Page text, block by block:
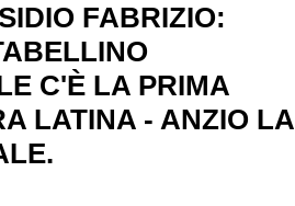
FABRIZIO:
C'È LA PRIMA
LATINA - ANZIO LA